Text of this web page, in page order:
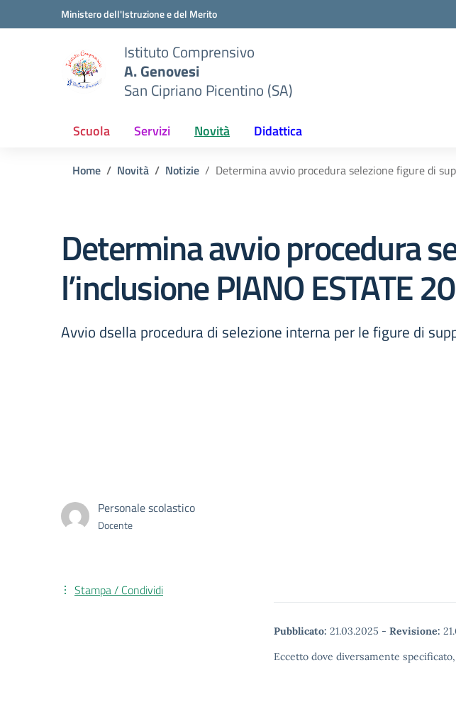
Vai ai contenuti
Vai al menu di navigazioneMinistero dell'Istruzione e del Merito
Istituto Comprensivo
A. Genovesi
San Cipriano Picentino (SA)
Scuola Servizi Novità Didattica
Home Novità Notizie Determina avvio procedura selezione figure di
Determina avvio procedura
l’inclusione PIANO ESTATE
Avvio dsella procedura di selezione interna per le figure di
Personale scolastico
Docente
Pubblicato: 21.03.2025 - Revisione:
Eccetto dove diversamente
Stampa / Condividi